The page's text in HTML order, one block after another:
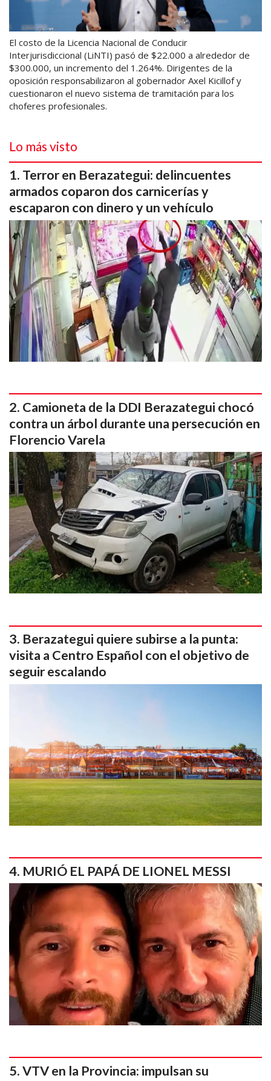
El costo de la Licencia Nacional de Conducir
Interjurisdiccional (LiNTI) pasó de $22.000 a alrededor de
$300.000, un incremento del 1.264%. Dirigentes de la
oposición responsabilizaron al gobernador Axel Kicillof y
cuestionaron el nuevo sistema de tramitación para los
choferes profesionales.
Lo más visto
Terror en Berazategui: delincuentes
armados coparon dos carnicerías y
escaparon con dinero y un vehículo
Camioneta de la DDI Berazategui chocó
contra un árbol durante una persecución en
Florencio Varela
Berazategui quiere subirse a la punta:
visita a Centro Español con el objetivo de
seguir escalando
MURIÓ EL PAPÁ DE LIONEL MESSI
VTV en la Provincia: impulsan su